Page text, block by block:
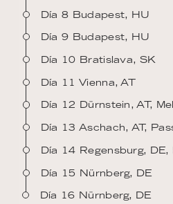
Día 8 Budapest, HU
Día 9 Budapest, HU
Día 10 Bratislava, SK
Día 11 Vienna, AT
Día 12 Dürnstein, AT,
Día 13 Aschach, AT,
Día 14 Regensburg, DE,
Día 15 Nürnberg, DE
Día 16 Nürnberg, DE